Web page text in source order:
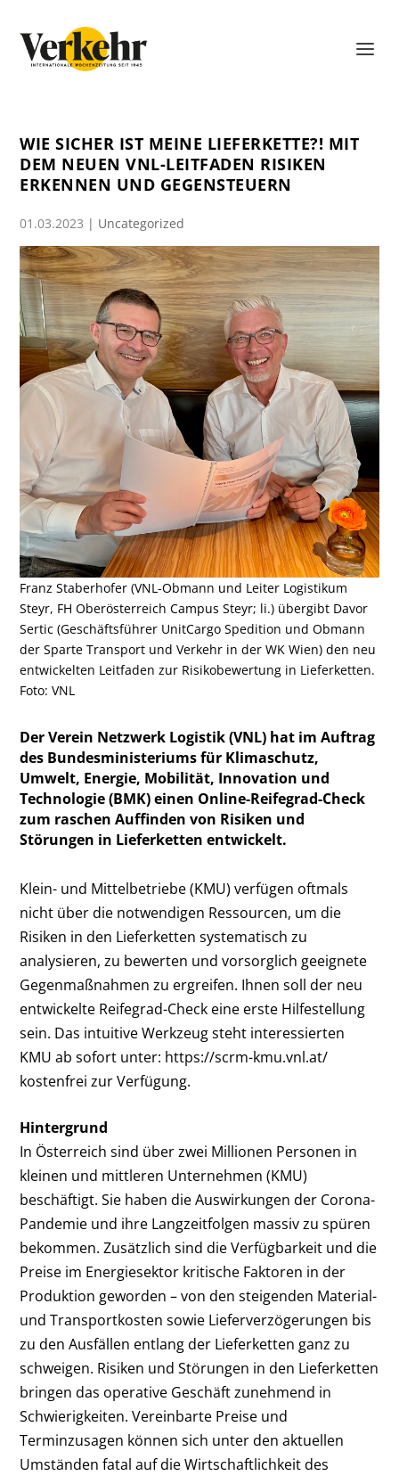
WIE SICHER IST MEINE LIEFERKETTE?! MIT
DEM NEUEN VNL-LEITFADEN RISIKEN
ERKENNEN UND GEGENSTEUERN
01.03.2023 | Uncategorized
Franz Staberhofer (VNL-Obmann und Leiter Logistikum
Steyr, FH Oberösterreich Campus Steyr; li.) übergibt Davor
Sertic (Geschäftsführer UnitCargo Spedition und Obmann
der Sparte Transport und Verkehr in der WK Wien) den neu
entwickelten Leitfaden zur Risikobewertung in Lieferketten.
Foto: VNL
Der Verein Netzwerk Logistik (VNL) hat im Auftrag
des Bundesministeriums für Klimaschutz,
Umwelt, Energie, Mobilität, Innovation und
Technologie (BMK) einen Online-Reifegrad-Check
zum raschen Auffinden von Risiken und
Störungen in Lieferketten entwickelt.
Klein- und Mittelbetriebe (KMU) verfügen oftmals
nicht über die notwendigen Ressourcen, um die
Risiken in den Lieferketten systematisch zu
analysieren, zu bewerten und vorsorglich geeignete
Gegenmaßnahmen zu ergreifen. Ihnen soll der neu
entwickelte Reifegrad-Check eine erste Hilfestellung
sein. Das intuitive Werkzeug steht interessierten
KMU ab sofort unter: https://scrm-kmu.vnl.at/
kostenfrei zur Verfügung.
Hintergrund
In Österreich sind über zwei Millionen Personen in
kleinen und mittleren Unternehmen (KMU)
beschäftigt. Sie haben die Auswirkungen der Corona-
Pandemie und ihre Langzeitfolgen massiv zu spüren
bekommen. Zusätzlich sind die Verfügbarkeit und die
Preise im Energiesektor kritische Faktoren in der
Produktion geworden – von den steigenden Material-
und Transportkosten sowie Lieferverzögerungen bis
zu den Ausfällen entlang der Lieferketten ganz zu
schweigen. Risiken und Störungen in den Lieferketten
bringen das operative Geschäft zunehmend in
Schwierigkeiten. Vereinbarte Preise und
Terminzusagen können sich unter den aktuellen
Umständen fatal auf die Wirtschaftlichkeit des